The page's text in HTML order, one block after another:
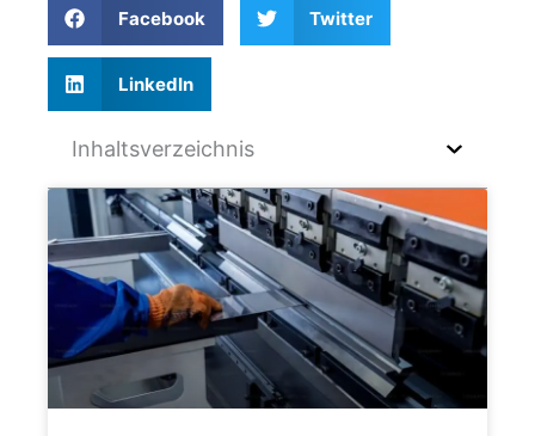
Facebook Twitter
LinkedIn
Inhaltsverzeichnis